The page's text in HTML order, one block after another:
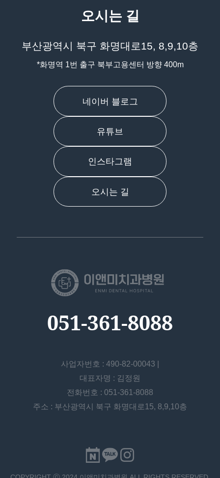
오시는 길
부산광역시 북구 화명대로15, 8,9,10층
*화명역 1번 출구 북부고용센터 방향 400m
네이버 블로그
유튜브
인스타그램
오시는 길
051-361-8088
사업자번호 : 490-82-00043 |
대표자명 : 김정원
전화번호 : 051-361-8088
주소 : 부산광역시 북구 화명대로15, 8,9,10층